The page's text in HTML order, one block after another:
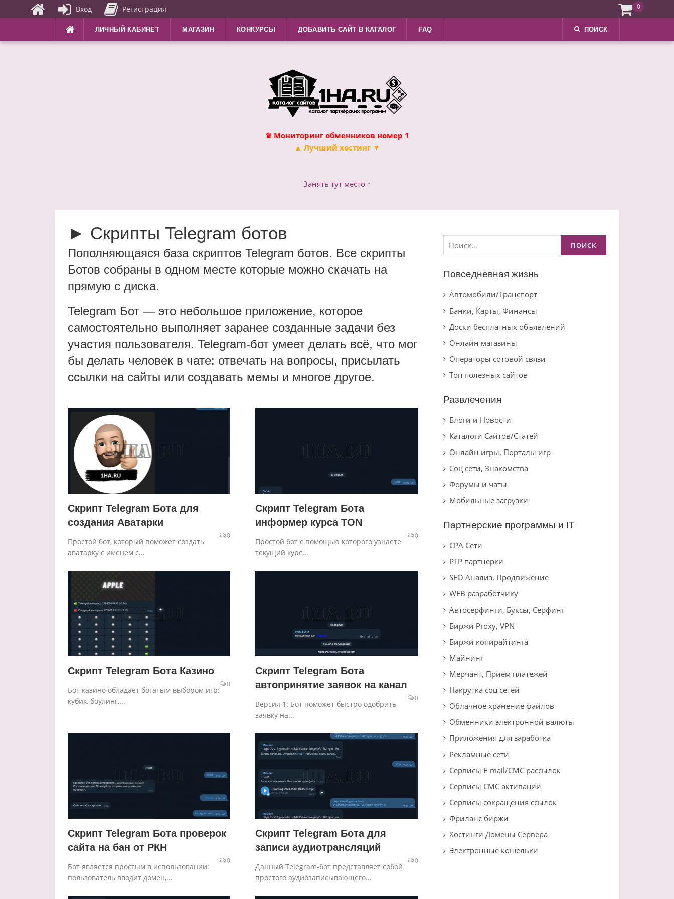
ЛИЧНЫЙ КАБИНЕТ МАГАЗИН КОНКУРСЫ ДОБАВИТЬ САЙТ В КАТАЛОГ FAQ ПОИСК
♛ Мониторинг обменников номер 1
▲ Лучший хостинг ▼
Занять тут место ↑
► Скрипты Telegram ботов
Пополняющаяся база скриптов Telegram ботов. Все скрипты
Ботов собраны в одном месте которые можно скачать на
прямую с диска.
Telegram Бот — это небольшое приложение, которое
самостоятельно выполняет заранее созданные задачи без
участия пользователя. Telegram-бот умеет делать всё, что мог
бы делать человек в чате: отвечать на вопросы, присылать
ссылки на сайты или создавать мемы и многое другое.
Скрипт Telegram Бота для
создания Аватарки
0
Простой бот, который поможет создать
аватарку с именем с...
Скрипт Telegram Бота
информер курса TON
0
Простой бот с помощью которого узнаете
текущий курс...
Скрипт Telegram Бота Казино
0
Бот казино обладает богатым выбором игр:
кубик, боулинг,...
Скрипт Telegram Бота
автопринятие заявок на канал
0
Версия 1: Бот поможет быстро одобрить
заявку на...
Скрипт Telegram Бота проверок
сайта на бан от РКН
0
Бот является простым в использовании:
пользователь вводит домен,...
Скрипт Telegram Бота для
записи аудиотрансляций
0
Данный Telegram-бот представляет собой
простого аудиозаписывающего...
Найти:
Повседневная жизнь
Автомобили/Транспорт
Банки, Карты, Финансы
Доски бесплатных объявлений
Онлайн магазины
Операторы сотовой связи
Топ полезных сайтов
Развлечения
Блоги и Новости
Каталоги Сайтов/Статей
Онлайн игры, Порталы игр
Соц сети, Знакомства
Форумы и чаты
Мобильные загрузки
Партнерские программы и IT
CPA Сети
PTP партнерки
SEO Анализ, Продвижение
WEB разработчику
Автосерфинги, Буксы, Серфинг
Биржи Proxy, VPN
Биржи копирайтинга
Майнинг
Мерчант, Прием платежей
Накрутка соц сетей
Облачное хранение файлов
Обменники электронной валюты
Приложения для заработка
Рекламные сети
Сервисы E-mail/СМС рассылок
Сервисы СМС активации
Сервисы сокращения ссылок
Фриланс биржи
Хостинги Домены Сервера
Электронные кошельки
Вход Регистрация 0